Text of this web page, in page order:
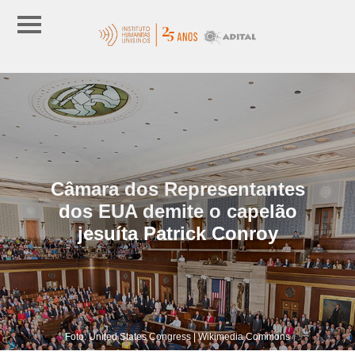
Câmara dos Representantes
dos EUA demite o capelão
jesuíta Patrick Conroy
Foto: United States Congress | Wikimedia Commons